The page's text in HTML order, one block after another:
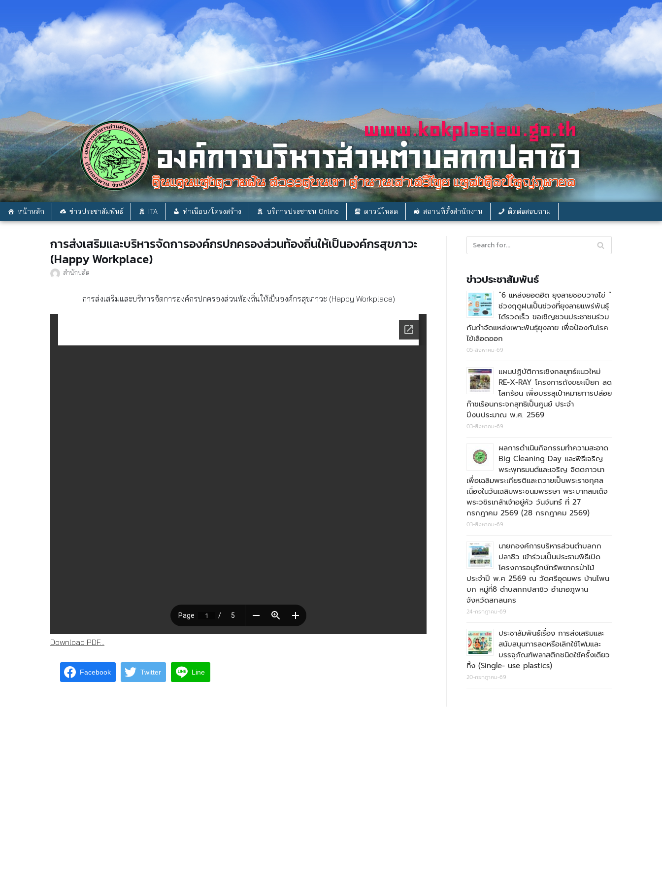
content
หน้าหลัก ข่าวประชาสัมพันธ์ ITA ทำเนียบ/โครงสร้าง บริการประชาชน Online ดาวน์โหลด สถานที่ตั้งสำนักงาน ติดต่อสอบถาม
การส่งเสริมและบริหารจัดการองค์กรปกครองส่วนท้องถิ่นให้เป็นองค์กรสุขภาวะ
(Happy Workplace)
สำนักปลัด
การส่งเสริมและบริหารจัดการองค์กรปกครองส่วนท้องถิ่นให้เป็นองค์กรสุขภาวะ (Happy Workplace)
Download PDF...
Facebook Twitter Line
ข่าวประชาสัมพันธ์
“6 แหล่งยอดฮิต ยุงลายชอบวางไข่ ”
ช่วงฤดูฝนเป็นช่วงที่ยุงลายแพร่พันธุ์
ได้รวดเร็ว ขอเชิญชวนประชาชนร่วม
กันกำจัดแหล่งเพาะพันธุ์ยุงลาย เพื่อป้องกันโรค
ไข้เลือดออก
05-สิงหาคม-69
แผนปฏิบัติการเชิงกลยุทธ์แนวใหม่
RE-X-RAY โครงการถังขยะเปียก ลด
โลกร้อน เพื่อบรรลุเป้าหมายการปล่อย
ก๊าชเรือนกระจกสุทธิเป็นศูนย์ ประจำ
ปีงบประมาณ พ.ศ. 2569
03-สิงหาคม-69
ผลการดำเนินกิจกรรมทำความสะอาด
Big Cleaning Day และพิธีเจริญ
พระพุทธมนต์และเจริญ จิตตภาวนา
เพื่อเฉลิมพระเกียรติและถวายเป็นพระราชกุศล
เนื่องในวันเฉลิมพระชนมพรรษา พระบาทสมเด็จ
พระวชิรเกล้าเจ้าอยู่หัว วันจันทร์ ที่ 27
กรกฎาคม 2569 (28 กรกฎาคม 2569)
03-สิงหาคม-69
นายกองค์การบริหารส่วนตำบลกก
ปลาซิว เข้าร่วมเป็นประธานพิธีเปิด
โครงการอนุรักษ์ทรัพยากรป่าไม้
ประจำปี พ.ศ 2569 ณ วัดศรีอุดมพร บ้านโพน
บก หมู่ที่8 ตำบลกกปลาซิว อำเภอภูพาน
จังหวัดสกลนคร
24-กรกฎาคม-69
ประชาสัมพันธ์เรื่อง การส่งเสริมและ
สนับสนุนการลดหรือเลิกใช้โฟมและ
บรรจุภัณฑ์พลาสติกชนิดใช้ครั้งเดียว
ทิ้ง (Single- use plastics)
20-กรกฎาคม-69